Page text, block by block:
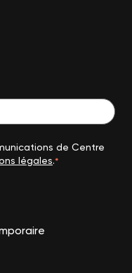
de Centre
légales.*